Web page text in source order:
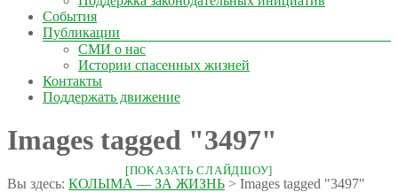
События
Публикации
СМИ о нас
Истории спасенных жизней
Контакты
Поддержать движение
Images tagged "3497"
Вы здесь: КОЛЫМА — ЗА ЖИЗНЬ > Images tagged "3497"
[ПОКАЗАТЬ СЛАЙДШОУ]